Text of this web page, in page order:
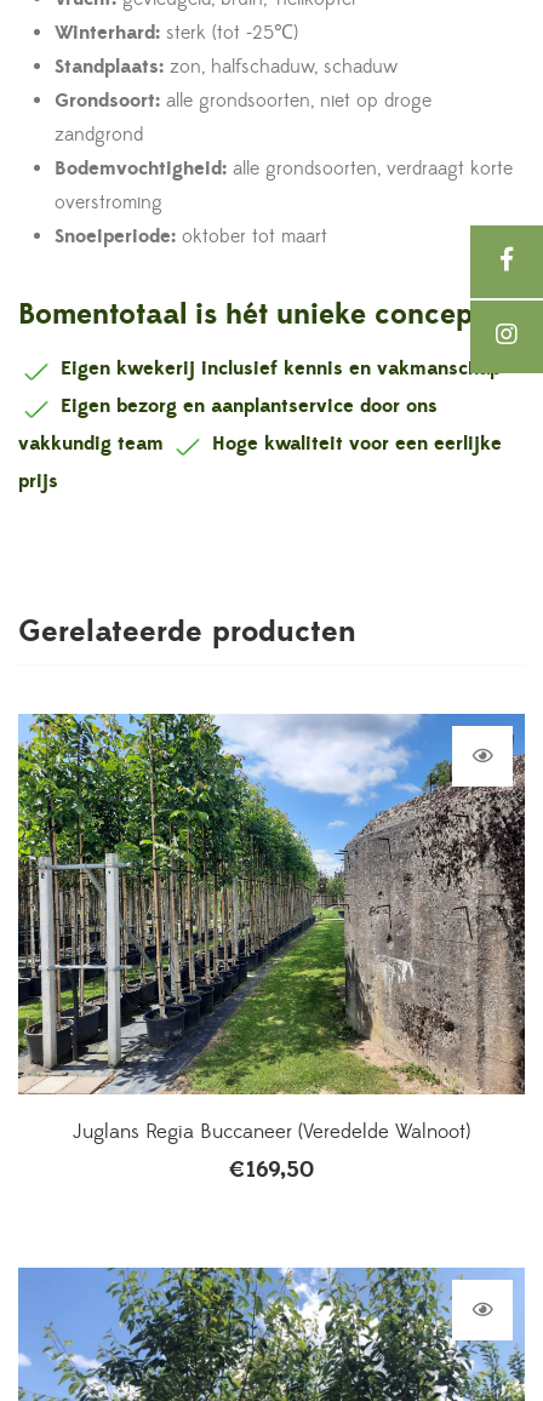
Winterhard: sterk (tot -25℃)
Standplaats: zon, halfschaduw, schaduw
Grondsoort: alle grondsoorten, niet op droge
zandgrond
Bodemvochtigheid: alle grondsoorten, verdraagt korte
overstroming
Snoeiperiode: oktober tot maart
Bomentotaal is hét unieke concept !
Eigen kwekerij inclusief kennis en vakmanschap
Eigen bezorg en aanplantservice door ons
vakkundig team
Hoge kwaliteit voor een eerlijke
prijs
Gerelateerde producten
Juglans Regia Buccaneer (Veredelde Walnoot)
€169,50